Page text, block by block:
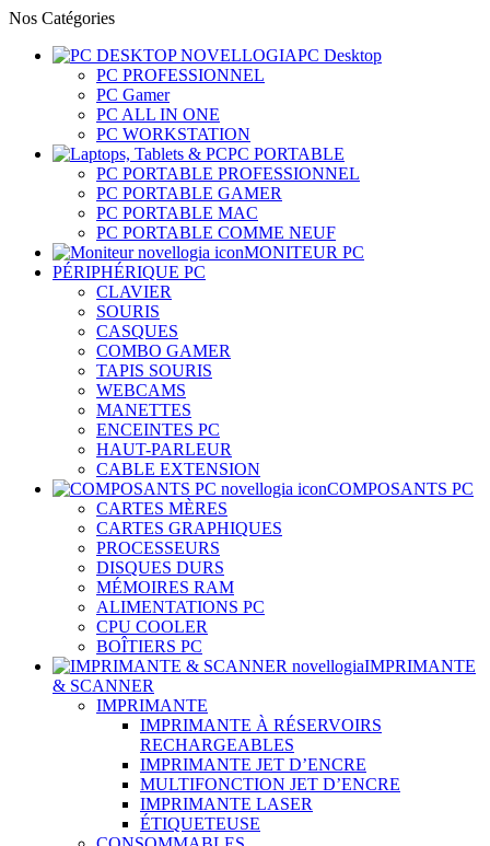
Nos Catégories
PC Desktop
PC PROFESSIONNEL
PC Gamer
PC ALL IN ONE
PC WORKSTATION
PC PORTABLE
PC PORTABLE PROFESSIONNEL
PC PORTABLE GAMER
PC PORTABLE MAC
PC PORTABLE COMME NEUF
MONITEUR PC
PÉRIPHÉRIQUE PC
CLAVIER
SOURIS
CASQUES
COMBO GAMER
TAPIS SOURIS
WEBCAMS
MANETTES
ENCEINTES PC
HAUT-PARLEUR
CABLE EXTENSION
COMPOSANTS PC
CARTES MÈRES
CARTES GRAPHIQUES
PROCESSEURS
DISQUES DURS
MÉMOIRES RAM
ALIMENTATIONS PC
CPU COOLER
BOÎTIERS PC
IMPRIMANTE
& SCANNER
IMPRIMANTE
IMPRIMANTE À RÉSERVOIRS
RECHARGEABLES
IMPRIMANTE JET D’ENCRE
MULTIFONCTION JET D’ENCRE
IMPRIMANTE LASER
ÉTIQUETEUSE